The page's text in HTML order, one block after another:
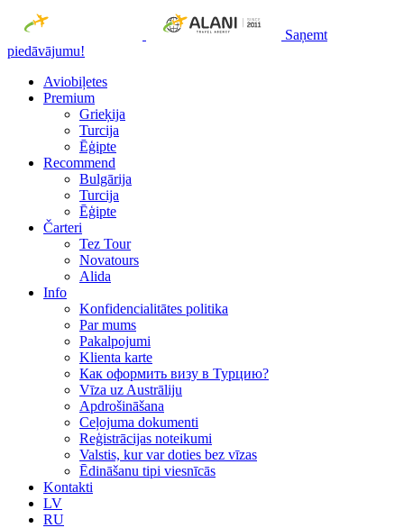
Saņemt
piedāvājumu!
Aviobiļetes
Premium
Grieķija
Turcija
Ēģipte
Recommend
Bulgārija
Turcija
Ēģipte
Čarteri
Tez Tour
Novatours
Alida
Info
Konfidencialitātes politika
Par mums
Рakalpojumi
Klienta karte
Как оформить визу в Турцию?
Vīza uz Austrāliju
Apdrošināšana
Ceļojuma dokumenti
Reģistrācijas noteikumi
Valstis, kur var doties bez vīzas
Ēdināšanu tipi viesnīcās
Kontakti
LV
RU